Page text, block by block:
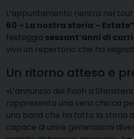
L’appuntamento rientra nel
60 – La nostra storia – Estate”
festeggia sessant’anni di
vivo un repertorio che ha
Un ritorno atteso e
«L’annuncio dei Pooh a
rappresenta una vera chicca
una band che ha fatto la storia
capace di unire generazioni